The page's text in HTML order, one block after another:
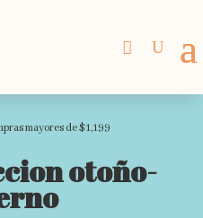
mayores de $1,199
otoño-